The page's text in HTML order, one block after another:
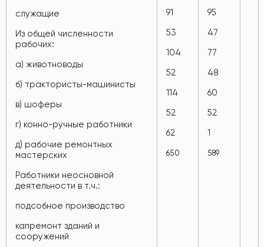
служащие
Из общей численности
рабочих:
а) животноводы
б) трактористы-машинисты
в) шоферы
г) конно-ручные работники
д) рабочие ремонтных
мастерских
Работники неосновной
деятельности в т.ч.:
подсобное производство
капремонт зданий и
сооружений
91
53
104
52
114
52
62
650
95
47
77
48
60
52
1
589